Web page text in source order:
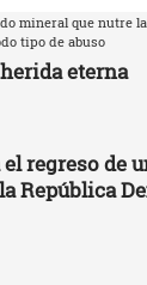
mineral que nutre
tipo de abuso
eterna
regreso de
República